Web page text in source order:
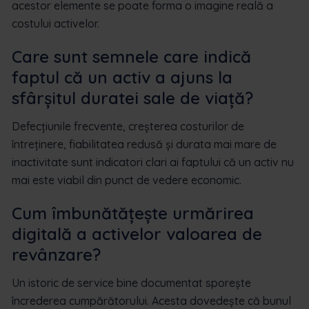
acestor elemente se poate forma o imagine reală a
costului activelor.
Care sunt semnele care indică
faptul că un activ a ajuns la
sfârșitul duratei sale de viață?
Defecțiunile frecvente, creșterea costurilor de
întreținere, fiabilitatea redusă și durata mai mare de
inactivitate sunt indicatori clari ai faptului că un activ nu
mai este viabil din punct de vedere economic.
Cum îmbunătățește urmărirea
digitală a activelor valoarea de
revânzare?
Un istoric de service bine documentat sporește
încrederea cumpărătorului. Acesta dovedește că bunul